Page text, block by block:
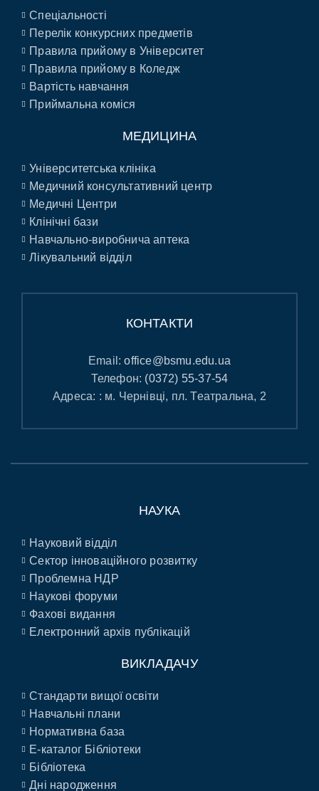
Спеціальності
Перелік конкурсних предметів
Правила прийому в Університет
Правила прийому в Коледж
Вартість навчання
Приймальна коміся
МЕДИЦИНА
Університетська клініка
Медичний консультативний центр
Медичні Центри
Клінічні бази
Навчально-виробнича аптека
Лікувальний відділ
КОНТАКТИ
Email:office@bsmu.edu.ua
Телефон: (0372) 55-37-54
Адреса: : м. Чернівці, пл. Театральна, 2
НАУКА
Науковий відділ
Сектор інноваційного розвитку
Проблемна НДР
Наукові форуми
Фахові видання
Електронний архів публікацій
ВИКЛАДАЧУ
Стандарти вищої освіти
Навчальні плани
Нормативна база
E-каталог Бібліотеки
Бібліотека
Дні народження